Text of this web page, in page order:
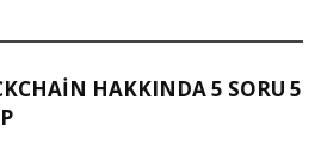
HAKKINDA 5 SORU 5